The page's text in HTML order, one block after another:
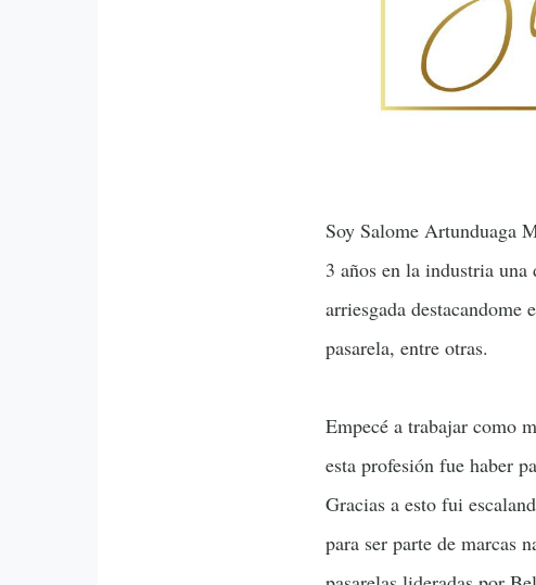
Soy Salome Artunduaga
3 años en la industria una
arriesgada
pasarela, entre otras.
Empecé a trabajar como
esta profesión fue haber
Gracias a esto fui
para ser parte de marcas